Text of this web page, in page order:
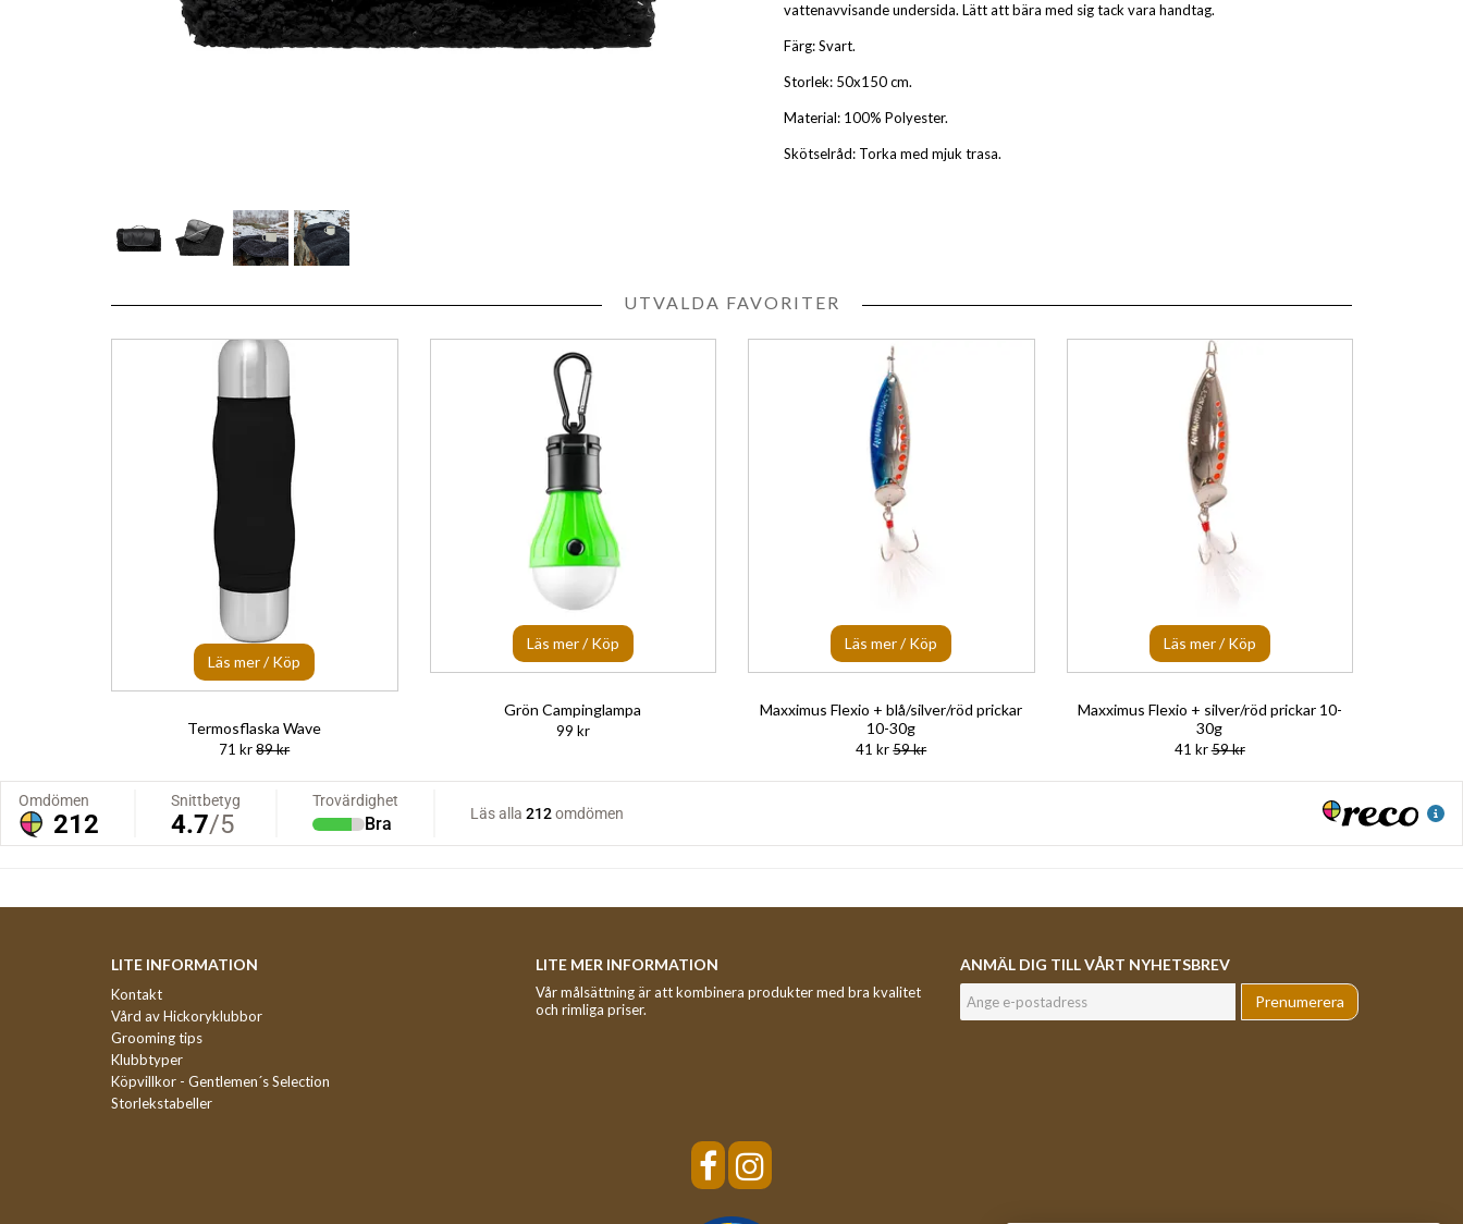
vattenavvisande undersida. Lätt att bära med sig tack vara handtag.
Färg: Svart.
Storlek: 50x150 cm.
Material: 100% Polyester.
Skötselråd: Torka med mjuk trasa.
UTVALDA FAVORITER
Läs mer / Köp
Termosflaska Wave
71 kr89 kr
Läs mer / Köp
Grön Campinglampa
99 kr
Läs mer / Köp
Maxximus Flexio + blå/silver/röd prickar
10-30g
41 kr59 kr
Läs mer / Köp
Maxximus Flexio + silver/röd prickar 10-
30g
41 kr59 kr
LITE INFORMATION
Kontakt
Vård av Hickoryklubbor
Grooming tips
Klubbtyper
Köpvillkor - Gentlemen´s Selection
Storlekstabeller
LITE MER INFORMATION
Vår målsättning är att kombinera produkter med bra kvalitet
och rimliga priser.
ANMÄL DIG TILL VÅRT NYHETSBREV
Prenumerera